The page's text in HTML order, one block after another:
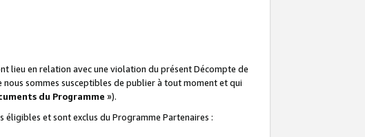
lieu en relation avec une violation du présent Décompte de
sommes susceptibles de publier à tout moment et qui
du Programme »).
éligibles et sont exclus du Programme Partenaires :